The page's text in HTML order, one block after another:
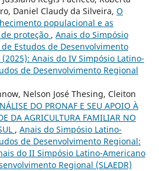
Daniel Claudy da Silveira, O
populacional e as
proteção , Anais do Simpósio
Estudos de Desenvolvimento
Anais do IV Simpósio Latino-
de Desenvolvimento Regional
Nelson José Thesing, Cleiton
DO PRONAF E SEU APOIO À
DA AGRICULTURA FAMILIAR NO
, Anais do Simpósio Latino-
de Desenvolvimento Regional:
do II Simpósio Latino-Americano
Regional (SLAEDR)